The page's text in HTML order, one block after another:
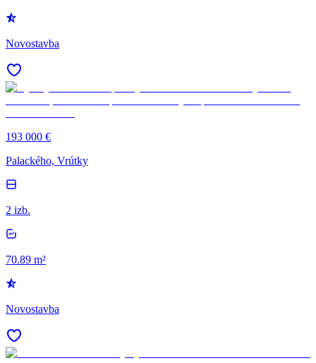
Novostavba
193 000 €
Palackého, Vrútky
2 izb.
70.89 m²
Novostavba